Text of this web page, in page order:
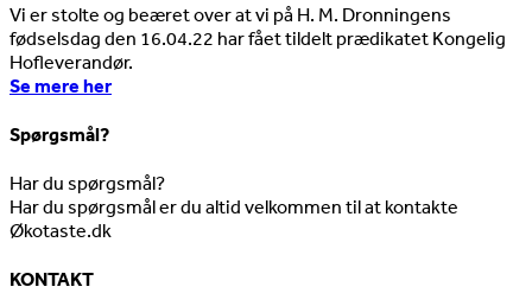
Vi er stolte og beæret over at vi på H. M. Dronningens
fødselsdag den 16.04.22 har fået tildelt prædikatet Kongelig
Hofleverandør.
Se mere her
Spørgsmål?
Har du spørgsmål?
Har du spørgsmål er du altid velkommen til at kontakte
Økotaste.dk
KONTAKT